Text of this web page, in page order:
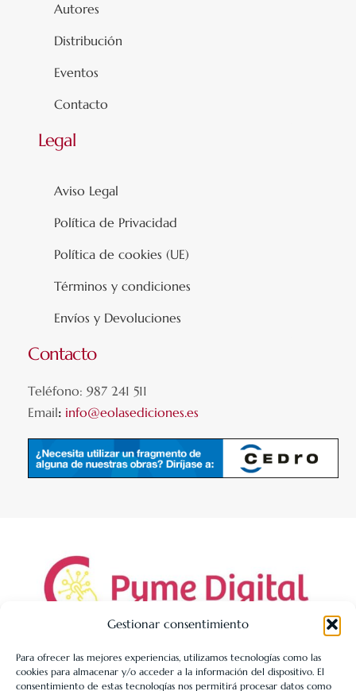
Gestionar consentimiento
Para ofrecer las mejores experiencias, utilizamos tecnologías como las
cookies para almacenar y/o acceder a la información del dispositivo. El
consentimiento de estas tecnologías nos permitirá procesar datos como
Autores
Distribución
Eventos
Contacto
Legal
Aviso Legal
Política de Privacidad
Política de cookies (UE)
Términos y condiciones
Envíos y Devoluciones
Contacto
Teléfono: 987 241 511
Email: info@eolasediciones.es
LIBRERÍA UNIVERSITARIA LEÓN 1980 SLL ha sido beneficiaria